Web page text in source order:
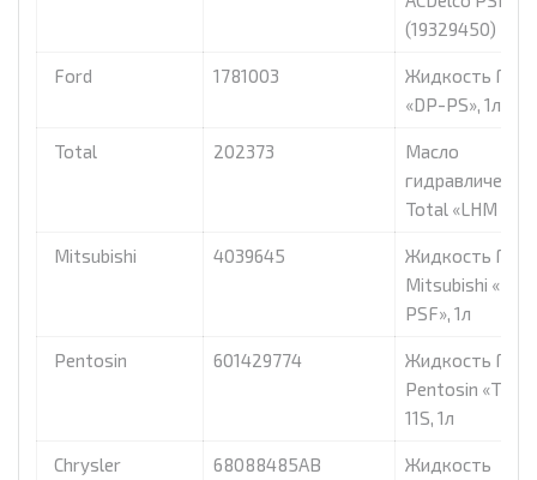
(19329450)
Ford 1781003
Жидкость ГУР
«DP-PS», 1л
Total 202373
Масло
Total «LHM
Mitsubishi 4039645
Жидкость ГУР
Mitsubishi «Dia
PSF», 1л
Pentosin 601429774
Жидкость ГУР
Pentosin «Titan
11S, 1л
Chrysler 68088485AB
Жидкость